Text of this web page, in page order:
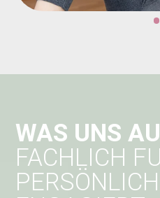
WAS UNS
FACHLICH
PERSÖNLICH